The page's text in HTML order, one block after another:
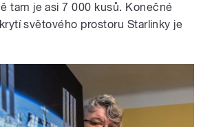
tam je asi 7 000 kusů. Konečné
světového prostoru Starlinky je